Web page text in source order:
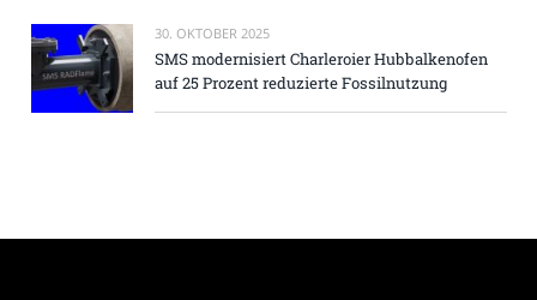
30. OKTOBER 2025
SMS modernisiert Charleroier Hubbalkenofen
auf 25 Prozent reduzierte Fossilnutzung